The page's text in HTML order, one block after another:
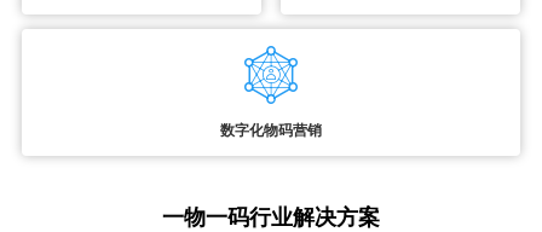
数字化物码营销
一物一码行业解决方案